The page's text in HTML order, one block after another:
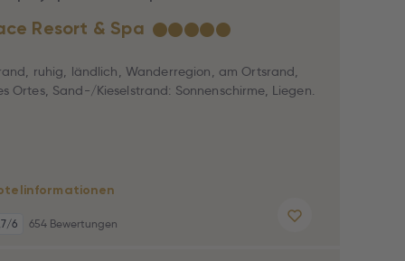
Resort & Spa ★★★★★
ruhig, ländlich, Wanderregion, am Ortsrand,
Ortes, Sand-/Kieselstrand: Sonnenschirme, Liegen.
/6 654 Bewertungen